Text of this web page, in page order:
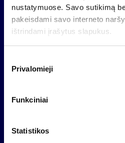
nustatymuose. Savo sutikimą
pakeisdami savo interneto
ištrindami įrašytus slapukus.
Privalomieji
Funkciniai
Statistikos
Apie AB „Invalda“
AB „Invalda“ nekilnojamojo
bendrovės UAB „InRed“, UAB
Service“ ir kitos. „Invaldos“
turto sektoriaus veikla
paslaugas, taip pat –
turtą bei statybų ir pastatų
sektoriaus įmonės veikia
Ukrainoje. Sektoriuje iš viso